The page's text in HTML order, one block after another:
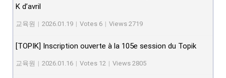
K d’avril
교육원 | 2026.01.19 | Votes 6 | Views 2719
[TOPIK] Inscription ouverte à la 105e session du Topik
교육원 | 2026.01.16 | Votes 12 | Views 2805